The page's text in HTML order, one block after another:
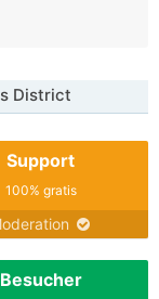
District
Support
100% gratis
Besucher